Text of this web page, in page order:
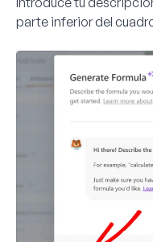
parte inferior del